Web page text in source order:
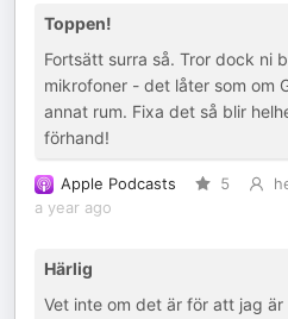
Toppen!
Fortsätt surra så. Tror dock ni
mikrofoner - det låter som om
annat rum. Fixa det så blir
förhand!
Apple Podcasts 5
a year ago
Härlig
Vet inte om det är för att jag